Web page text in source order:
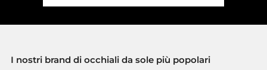
I nostri brand di occhiali da sole più popolari